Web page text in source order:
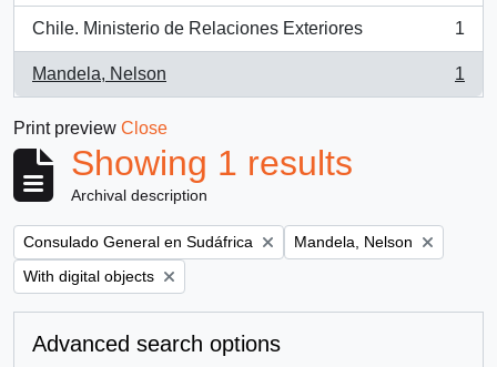
Chile. Ministerio de Relaciones Exteriores
, 1 results
1
Mandela, Nelson
, 1 results
1
Print preview Close
Showing 1 results
Archival description
Remove filter:
Consulado General en Sudáfrica Remove filter:
Mandela, Nelson
Remove filter:
With digital objects
Advanced search options